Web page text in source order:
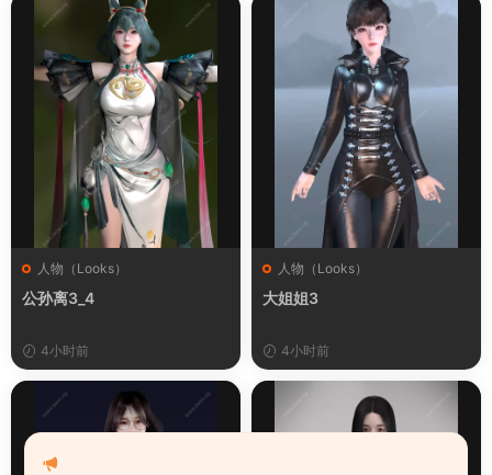
人物（Looks）
公孙离3_4
4小时前
人物（Looks）
大姐姐3
4小时前